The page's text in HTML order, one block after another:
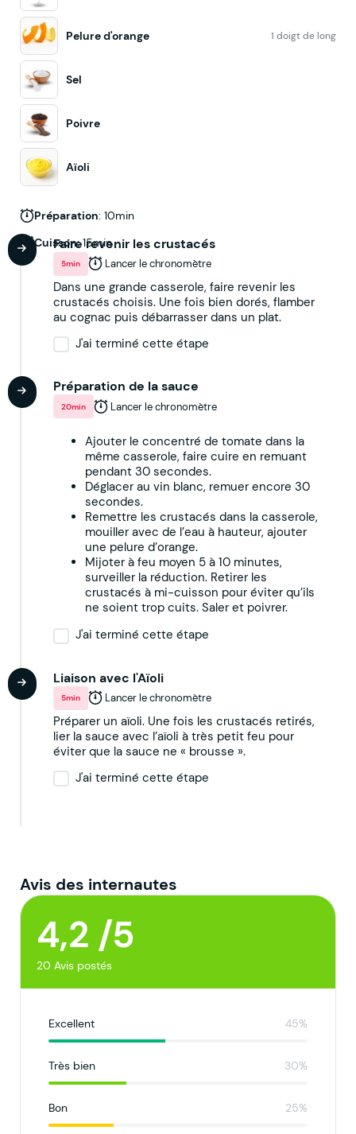
Pelure d'orange 1 doigt de long
Sel
Poivre
Aïoli
Préparation: 10min
Cuisson: 15min
Faire revenir les crustacés
5min Lancer le chronomètre
Dans une grande casserole, faire revenir les
crustacés choisis. Une fois bien dorés, flamber
au cognac puis débarrasser dans un plat.
J'ai terminé cette étape
Préparation de la sauce
20min Lancer le chronomètre
Ajouter le concentré de tomate dans la
même casserole, faire cuire en remuant
pendant 30 secondes.
Déglacer au vin blanc, remuer encore 30
secondes.
Remettre les crustacés dans la casserole,
mouiller avec de l’eau à hauteur, ajouter
une pelure d’orange.
Mijoter à feu moyen 5 à 10 minutes,
surveiller la réduction. Retirer les
crustacés à mi-cuisson pour éviter qu’ils
ne soient trop cuits. Saler et poivrer.
J'ai terminé cette étape
Liaison avec l'Aïoli
5min Lancer le chronomètre
Préparer un aïoli. Une fois les crustacés retirés,
lier la sauce avec l’aïoli à très petit feu pour
éviter que la sauce ne « brousse ».
J'ai terminé cette étape
Avis des internautes
4,2 /5
20 Avis postés
Excellent 45%
Très bien 30%
Bon 25%